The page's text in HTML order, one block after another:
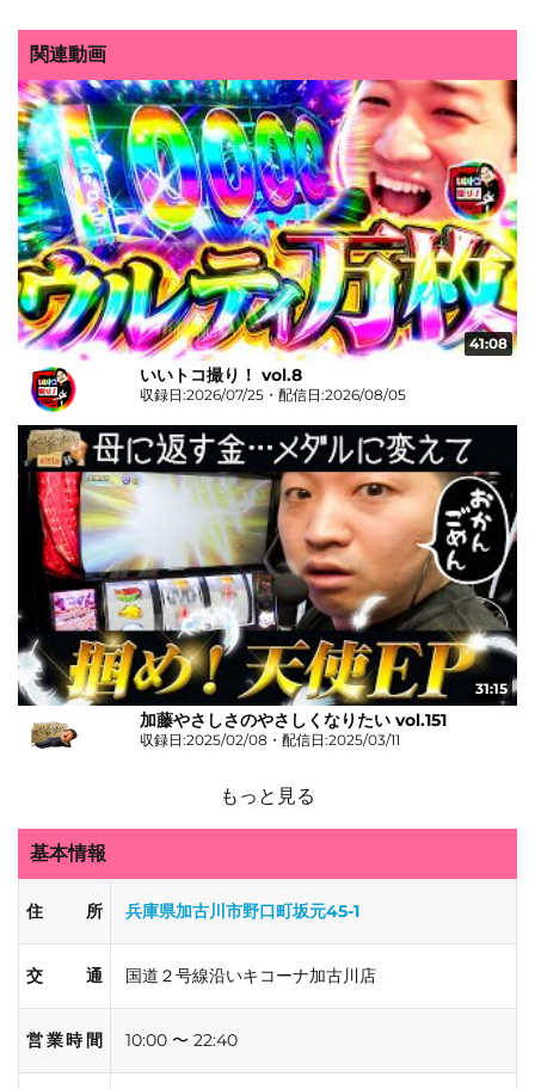
関連動画
41:08
いいトコ撮り！ vol.8
収録日:2026/07/25・配信日:2026/08/05
31:15
加藤やさしさのやさしくなりたい vol.151
収録日:2025/02/08・配信日:2025/03/11
もっと見る
基本情報
住所 兵庫県加古川市野口町坂元45-1
交通 国道２号線沿いキコーナ加古川店
営業時間 10:00 〜 22:40